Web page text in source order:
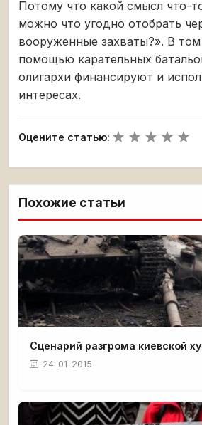
Потому что какой смысл что-
можно что угодно отобрать
вооруженные захваты?». В том
помощью карательных
олигархи финансируют и
интересах.
Оцените статью:
Похожие статьи
Сценарий разгрома киевской
24-01-2015